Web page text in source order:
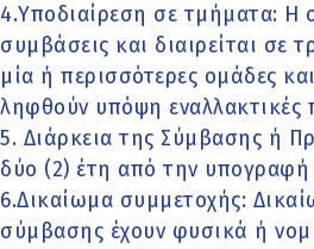
4.Υποδιαίρεση σε τμήματα: Η
συμβάσεις και διαιρείται σε
μία ή περισσότερες ομάδες
ληφθούν υπόψη εναλλακτικές
5. Διάρκεια της Σύμβασης ή
δύο (2) έτη από την υπογραφή
6.Δικαίωμα συμμετοχής:
σύμβασης έχουν φυσικά ή